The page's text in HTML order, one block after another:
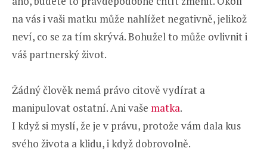
na vás i vaši matku může nahlížet negativně, jelikož
neví, co se za tím skrývá. Bohužel to může ovlivnit i
váš partnerský život.
Žádný člověk nemá právo citově vydírat a
manipulovat ostatní. Ani vaše matka.
I když si myslí, že je v právu, protože vám dala kus
svého života a klidu, i když dobrovolně.